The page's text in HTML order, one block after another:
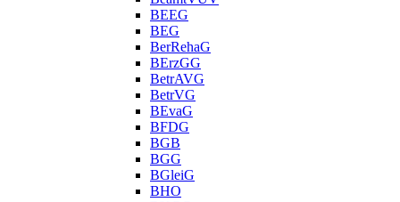
BEEG
BEG
BerRehaG
BErzGG
BetrAVG
BetrVG
BEvaG
BFDG
BGB
BGG
BGleiG
BHO